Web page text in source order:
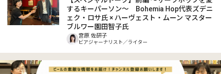
するキーパーソン〜 Bohemia Hop代表ズデニ
ェク・ロサ氏 × ハーヴェスト・ムーン マスター
ブルワー園田智子氏
宮原 佐研子
ビアジャーナリスト／ライター